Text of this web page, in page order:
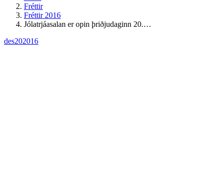
Fréttir
Fréttir 2016
Jólatrjáasalan er opin þriðjudaginn 20.…
des202016